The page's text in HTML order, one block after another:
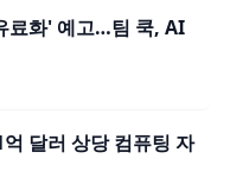
료화' 예고…팀 쿡, AI
달러 상당 컴퓨팅 자